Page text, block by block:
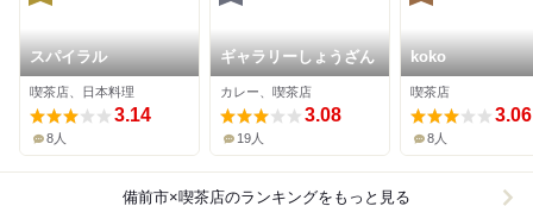
スパイラル
喫茶店、日本料理
3.14
8人
ギャラリーしょうざん
カレー、喫茶店
3.08
19人
koko
喫茶店
3.06
8人
備前市×喫茶店のランキングをもっと見る